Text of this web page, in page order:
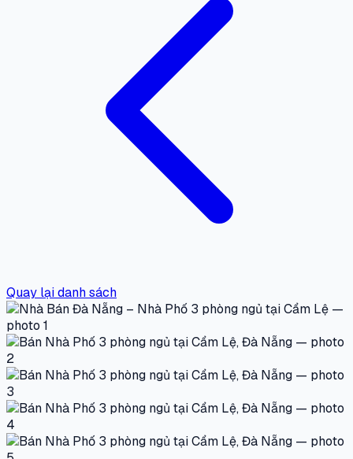
Quay lại danh sách